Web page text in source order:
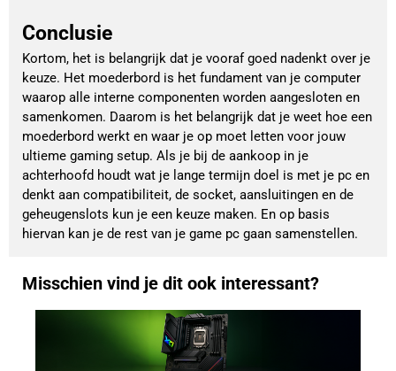
Conclusie
Kortom, het is belangrijk dat je vooraf goed nadenkt over je
keuze. Het moederbord is het fundament van je computer
waarop alle interne componenten worden aangesloten en
samenkomen. Daarom is het belangrijk dat je weet hoe een
moederbord werkt en waar je op moet letten voor jouw
ultieme gaming setup. Als je bij de aankoop in je
achterhoofd houdt wat je lange termijn doel is met je pc en
denkt aan compatibiliteit, de socket, aansluitingen en de
geheugenslots kun je een keuze maken. En op basis
hiervan kan je de rest van je game pc gaan samenstellen.
Misschien vind je dit ook interessant?